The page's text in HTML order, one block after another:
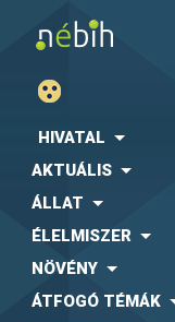
HIVATAL
AKTUÁLIS
ÁLLAT
ÉLELMISZER
NÖVÉNY
ÁTFOGÓ TÉMÁK